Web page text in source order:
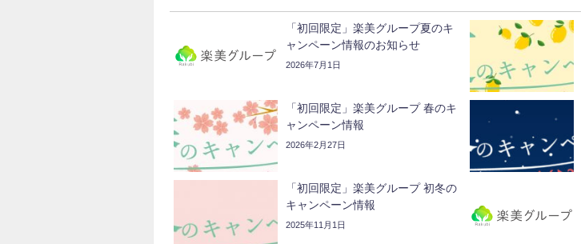
「初回限定」楽美グループ夏のキ
ャンペーン情報のお知らせ
2026年7月1日
「初回限定」楽美グループ 春のキ
ャンペーン情報
2026年2月27日
「初回限定」楽美グループ 初冬の
キャンペーン情報
2025年11月1日